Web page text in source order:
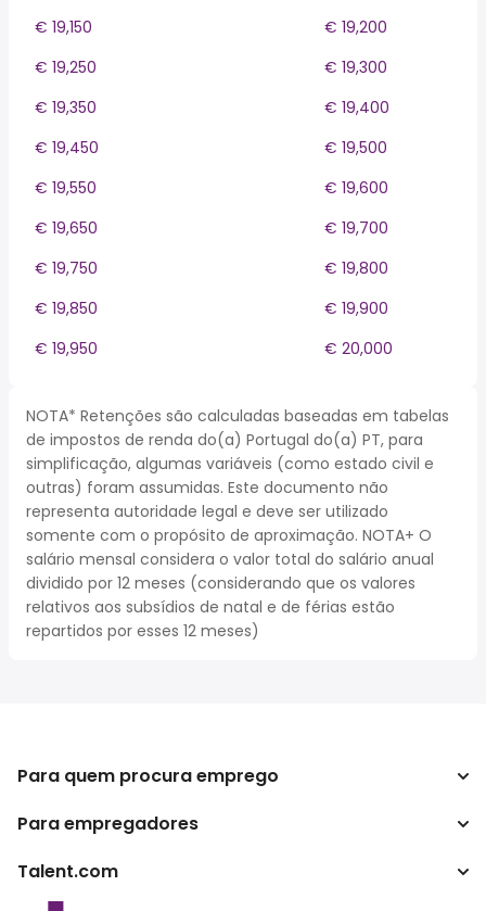
€ 19,150
€ 19,200
€ 19,250
€ 19,300
€ 19,350
€ 19,400
€ 19,450
€ 19,500
€ 19,550
€ 19,600
€ 19,650
€ 19,700
€ 19,750
€ 19,800
€ 19,850
€ 19,900
€ 19,950
€ 20,000
NOTA* Retenções são calculadas baseadas em tabelas
de impostos de renda do(a) Portugal do(a) PT, para
simplificação, algumas variáveis (como estado civil e
outras) foram assumidas. Este documento não
representa autoridade legal e deve ser utilizado
somente com o propósito de aproximação. NOTA+ O
salário mensal considera o valor total do salário anual
dividido por 12 meses (considerando que os valores
relativos aos subsídios de natal e de férias estão
repartidos por esses 12 meses)
Para quem procura emprego
Procurar empregos
Para empregadores
Empreendimento
Talent.com